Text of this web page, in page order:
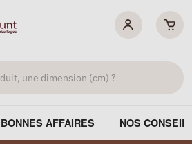
BONNES AFFAIRES NOS